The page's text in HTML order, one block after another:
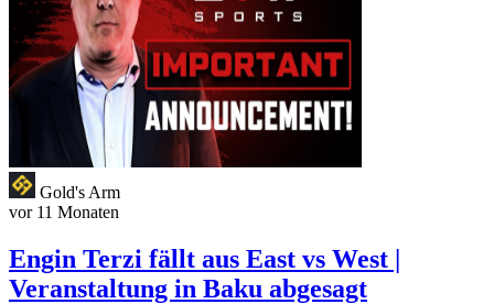
Gold's Arm
vor 11 Monaten
Engin Terzi fällt aus East vs West |
Veranstaltung in Baku abgesagt